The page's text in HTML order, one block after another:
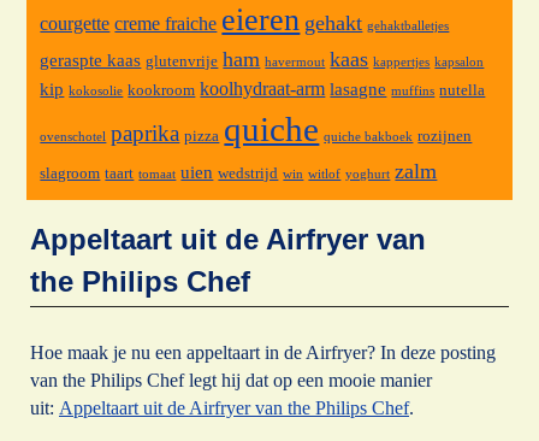
courgette creme fraiche eieren gehakt gehaktballetjes
geraspte kaas glutenvrije ham havermout kaas kappertjes kapsalon
kip kokosolie kookroom koolhydraat-arm lasagne muffins nutella
ovenschotel paprika pizza quiche quiche bakboek rozijnen
slagroom taart tomaat uien wedstrijd win witlof yoghurt zalm
Appeltaart uit de Airfryer van
the Philips Chef
Hoe maak je nu een appeltaart in de Airfryer? In deze posting
van the Philips Chef legt hij dat op een mooie manier
uit: Appeltaart uit de Airfryer van the Philips Chef.